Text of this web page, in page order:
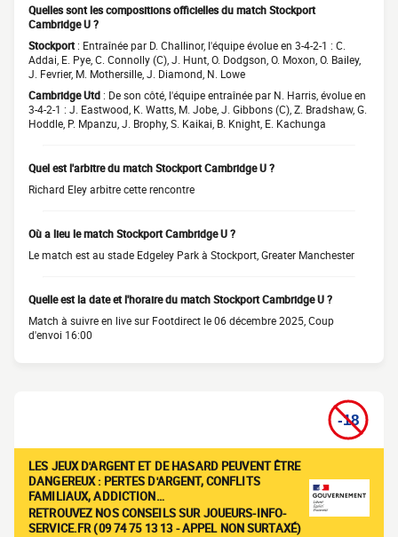
Quelles sont les compositions officielles du match Stockport
Cambridge U ?
Stockport: Entraînée par D. Challinor, l'équipe évolue en 3-4-2-1 : C.
Addai, E. Pye, C. Connolly (C), J. Hunt, O. Dodgson, O. Moxon, O. Bailey,
J. Fevrier, M. Mothersille, J. Diamond, N. Lowe
Cambridge Utd : De son côté, l'équipe entraînée par N. Harris, évolue en
3-4-2-1 : J. Eastwood, K. Watts, M. Jobe, J. Gibbons (C), Z. Bradshaw, G.
Hoddle, P. Mpanzu, J. Brophy, S. Kaikai, B. Knight, E. Kachunga
Quel est l'arbitre du match Stockport Cambridge U ?
Richard Eley arbitre cette rencontre
Où a lieu le match Stockport Cambridge U ?
Le match est au stade Edgeley Park à Stockport, Greater Manchester
Quelle est la date et l'horaire du match Stockport Cambridge U ?
Match à suivre en live sur Footdirect le 06 décembre 2025, Coup
d'envoi 16:00
LES JEUX D'ARGENT ET DE HASARD PEUVENT ÊTRE
DANGEREUX : PERTES D'ARGENT, CONFLITS
FAMILIAUX, ADDICTION…
RETROUVEZ NOS CONSEILS SUR JOUEURS-INFO-
SERVICE.FR (09 74 75 13 13 - APPEL NON SURTAXÉ)